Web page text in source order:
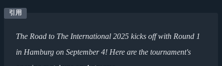
The Road to The International 2025 kicks off with Round 1
in Hamburg on September 4! Here are the tournament's